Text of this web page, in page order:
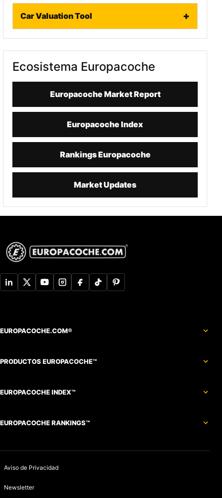
Car Valuation Tool
Ecosistema Europacoche
Europacoche Market Report
Europacoche Index
Rankings Europacoche
Market Updates
EUROPACOCHE.COM®
PRODUCTOS EUROPACOCHE™
EUROPACOCHE INDEX™
EUROPACOCHE RANKINGS™
Aviso de Privacidad
Newsletter